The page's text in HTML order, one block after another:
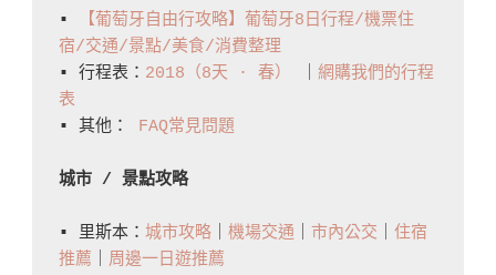
From
Humberto
▪️
【葡萄牙自由行攻略】葡萄牙8日行程/機票住
宿/交通/景點/美食/消費整理
▪️ 行程表： 2018（8天 · 春）
網購我們的行程
表
▪️ 其他： FAQ常見問題
城市 / 景點攻略
▪️ 里斯本： 城市攻略 機場交通 市內公交
住宿
推薦
周邊一日遊推薦